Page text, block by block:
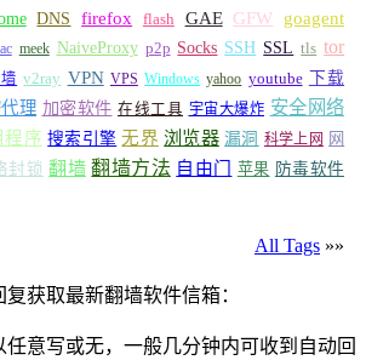
DNS firefox flash GAE GFW
goagent
meek NaiveProxy p2p Socks SSH SSL tls tor
v2ray VPN VPS Windows yahoo youtube 下载
理 加密软件 在线工具 宇宙大爆炸 安全网络
程序 搜索引擎 无界 浏览器 漏洞 科学上网 网
封锁 翻墙 翻墙方法 自由门 苹果 防毒软件
All Tags »»
复获取最新翻墙软件信箱：
意写或无，一般几分钟内可收到自动回